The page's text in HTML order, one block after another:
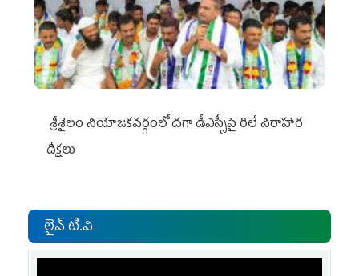
శ్రీశైలం నియోజకవర్గంలో దగా డీఎస్సీపై రిలే నిరాహార
దీక్షలు
లైవ్ టి.వి